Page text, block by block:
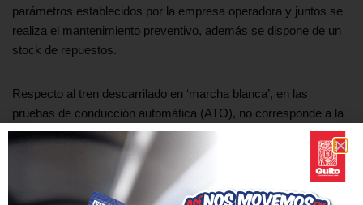
parámetros establecidos por la empresa operadora y juntos se
realiza el mantenimiento preventivo, además se dispone de un
stock de repuestos.
Respecto al tren descarrilado en ‘marcha blanca’, en las
pruebas de conducción automática (ATO), no corresponde a la
administración actual y tendrá que ser respondido por la
garantía de Acciona, suceso que fue informado al Concejo
Metropolitano por la Empresa Metro de Quito en el informe
noviembre-diciembre de 2023.